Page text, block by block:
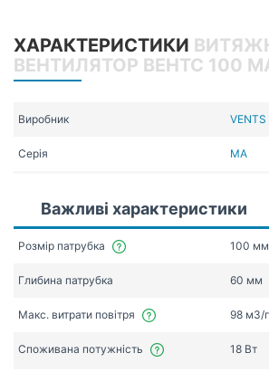
ХАРАКТЕРИСТИКИ
ВЕНТИЛЯТОР ВЕНТС 100
Виробник VENTS
Серія МА
Важливі характеристики
Розмір патрубка 100 мм
Глибина патрубка 60 мм
Макс. витрати повітря 98 мЗ/
Споживана потужність 18 Вт